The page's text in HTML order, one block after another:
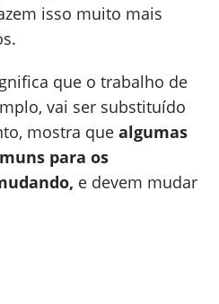
isso muito mais
que o trabalho de
vai ser substituído
mostra que algumas
para os
e devem mudar